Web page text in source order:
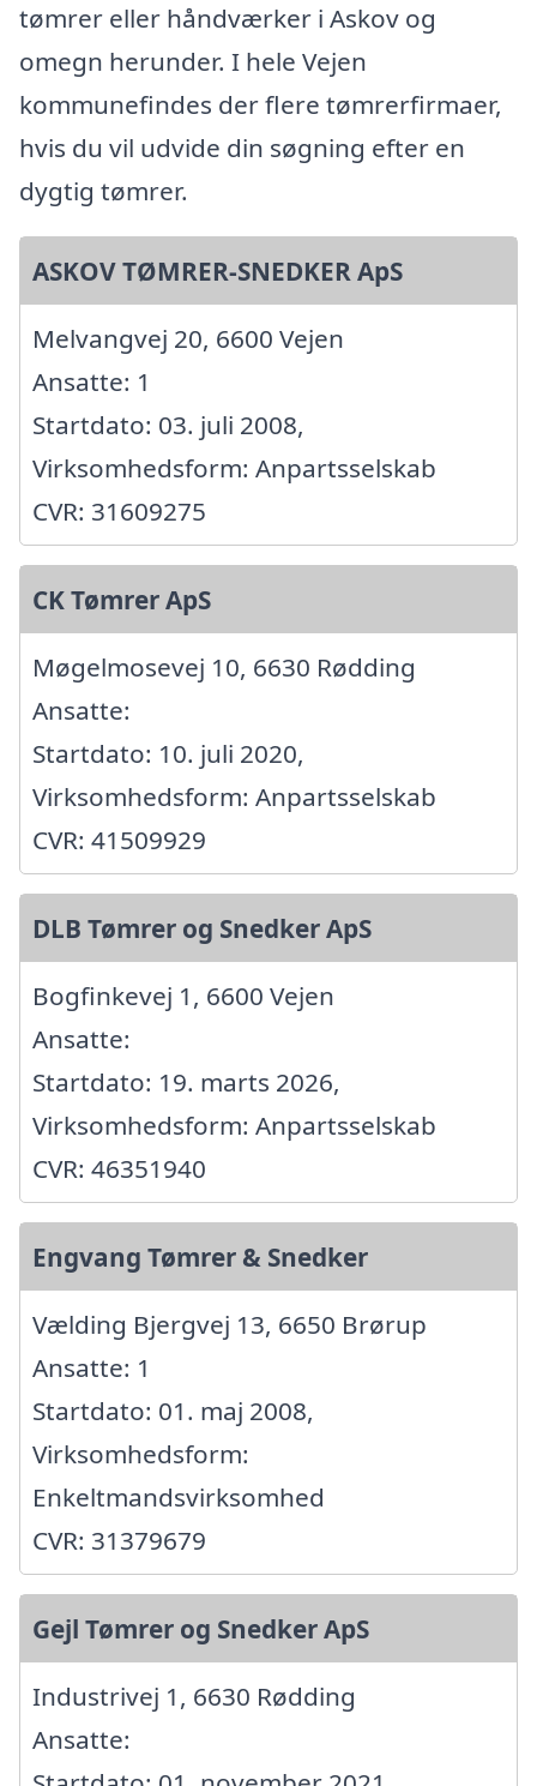
tømrer eller håndværker i Askov og
omegn herunder. I hele Vejen
kommunefindes der flere tømrerfirmaer,
hvis du vil udvide din søgning efter en
dygtig tømrer.
ASKOV TØMRER-SNEDKER ApS
Melvangvej 20, 6600 Vejen
Ansatte: 1
Startdato: 03. juli 2008,
Virksomhedsform: Anpartsselskab
CVR: 31609275
CK Tømrer ApS
Møgelmosevej 10, 6630 Rødding
Ansatte:
Startdato: 10. juli 2020,
Virksomhedsform: Anpartsselskab
CVR: 41509929
DLB Tømrer og Snedker ApS
Bogfinkevej 1, 6600 Vejen
Ansatte:
Startdato: 19. marts 2026,
Virksomhedsform: Anpartsselskab
CVR: 46351940
Engvang Tømrer & Snedker
Vælding Bjergvej 13, 6650 Brørup
Ansatte: 1
Startdato: 01. maj 2008,
Virksomhedsform:
Enkeltmandsvirksomhed
CVR: 31379679
Gejl Tømrer og Snedker ApS
Industrivej 1, 6630 Rødding
Ansatte: